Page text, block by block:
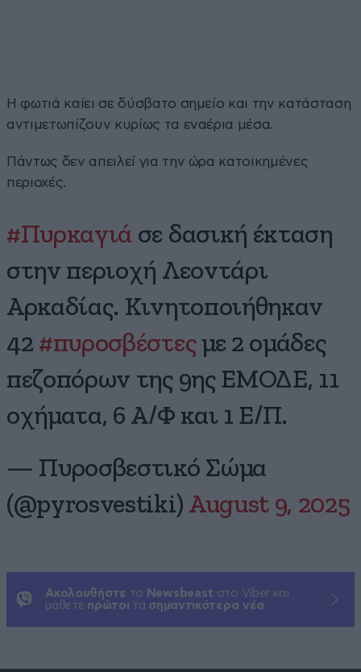
H φωτιά καίει σε δύσβατο σημείο και την κατάσταση
αντιμετωπίζουν κυρίως τα εναέρια μέσα.
Πάντως δεν απειλεί για την ώρα κατοικημένες
περιοχές.
#Πυρκαγιά σε δασική έκταση
στην περιοχή Λεοντάρι
Αρκαδίας. Κινητοποιήθηκαν
42 #πυροσβέστεςμε 2 ομάδες
πεζοπόρων της 9ης ΕΜΟΔΕ, 11
οχήματα, 6 Α/Φ και 1 Ε/Π.
— Πυροσβεστικό Σώμα
(@pyrosvestiki) August 9, 2025
Ακολουθήστε το Newsbeast στο Viber και
μάθετε πρώτοι τα σημαντικότερα νέα